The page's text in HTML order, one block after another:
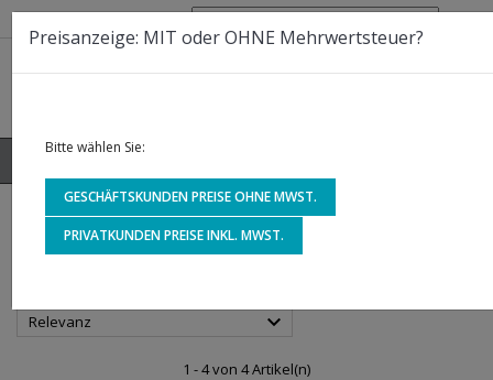
Telefon:0800 - 30 10 700
Preisanzeige: MIT oder OHNE Mehrwertsteuer?
Bitte wählen Sie:
GESCHÄFTSKUNDEN PREISE OHNE MWST.
PRIVATKUNDEN PREISE INKL. MWST.
STARTSEITE
Relevanz 
1 - 4 von 4 Artikel(n)